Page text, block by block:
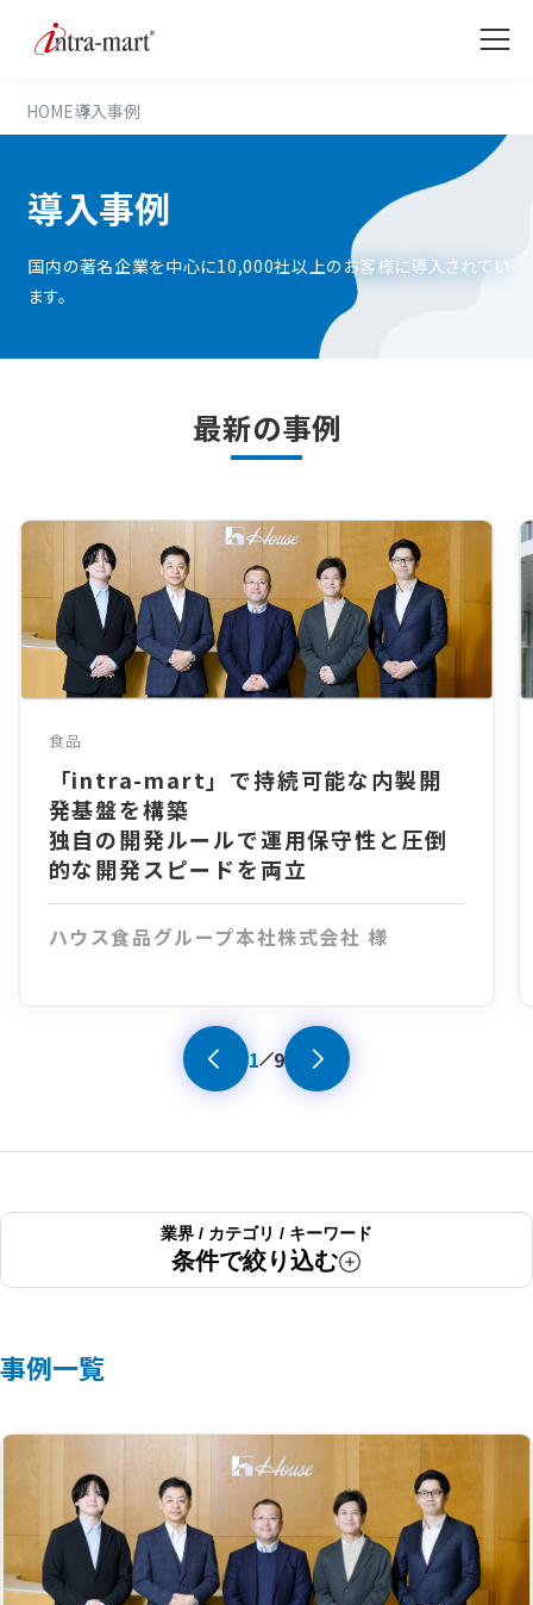
HOME導入事例
導入事例
国内の著名企業を中心に10,000社以上のお客様に導入されてい
ます。
最新の事例
食品
「intra-mart」で持続可能な内製開
発基盤を構築
独自の開発ルールで運用保守性と圧倒
的な開発スピードを両立
ハウス食品グループ本社株式会社 様
1 9
業界 / カテゴリ / キーワード
条件で絞り込む
事例一覧